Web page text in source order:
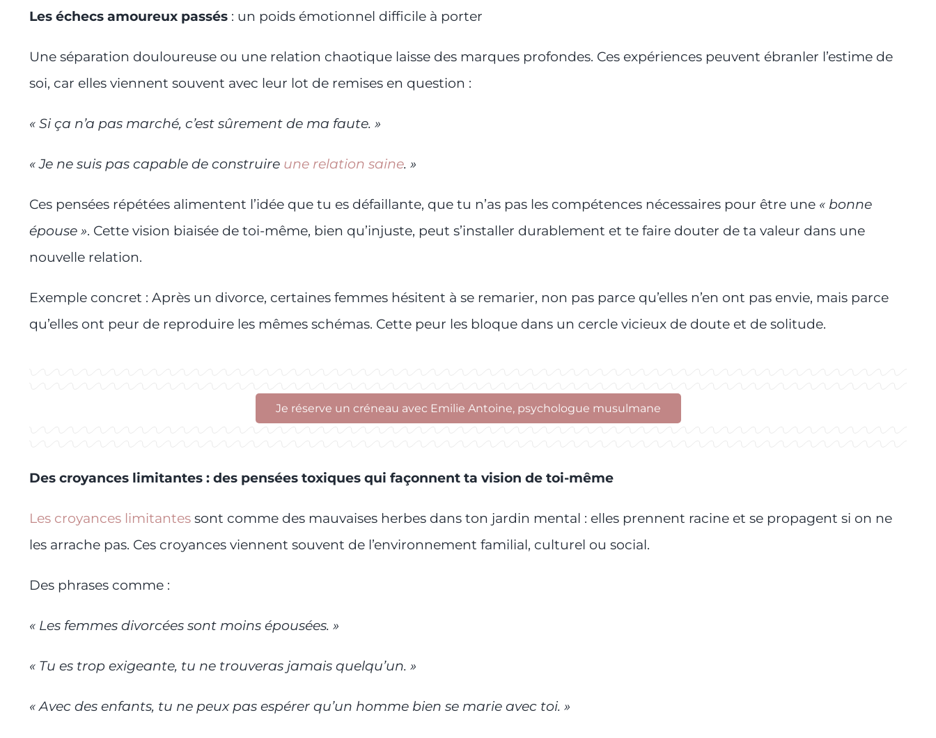
Les échecs amoureux passés: un poids émotionnel difficile à porter
Une séparation douloureuse ou une relation chaotique laisse des marques profondes. Ces expériences peuvent ébranler l’estime de
soi, car elles viennent souvent avec leur lot de remises en question :
« Si ça n’a pas marché, c’est sûrement de ma faute. »
« Je ne suis pas capable de construire une relation saine. »
Ces pensées répétées alimentent l’idée que tu es défaillante, que tu n’as pas les compétences nécessaires pour être une « bonne
épouse ». Cette vision biaisée de toi-même, bien qu’injuste, peut s’installer durablement et te faire douter de ta valeur dans une
nouvelle relation.
Exemple concret : Après un divorce, certaines femmes hésitent à se remarier, non pas parce qu’elles n’en ont pas envie, mais parce
qu’elles ont peur de reproduire les mêmes schémas. Cette peur les bloque dans un cercle vicieux de doute et de solitude.
Je réserve un créneau avec Emilie Antoine, psychologue musulmane
Des croyances limitantes : des pensées toxiques qui façonnent ta vision de toi-même
Les croyances limitantessont comme des mauvaises herbes dans ton jardin mental : elles prennent racine et se propagent si on ne
les arrache pas. Ces croyances viennent souvent de l’environnement familial, culturel ou social.
Des phrases comme :
« Les femmes divorcées sont moins épousées. »
« Tu es trop exigeante, tu ne trouveras jamais quelqu’un. »
« Avec des enfants, tu ne peux pas espérer qu’un homme bien se marie avec toi. »